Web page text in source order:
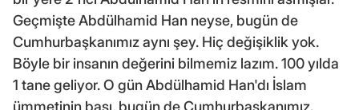
Geçmişte Abdülhamid Han neyse, bugün de
Cumhurbaşkanımız aynı şey. Hiç değişiklik yok.
Böyle bir insanın değerini bilmemiz lazım. 100 yılda
1 tane geliyor. O gün Abdülhamid Han'dı İslam